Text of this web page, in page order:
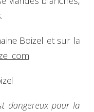
Boizel et sur la
dangereux pour la